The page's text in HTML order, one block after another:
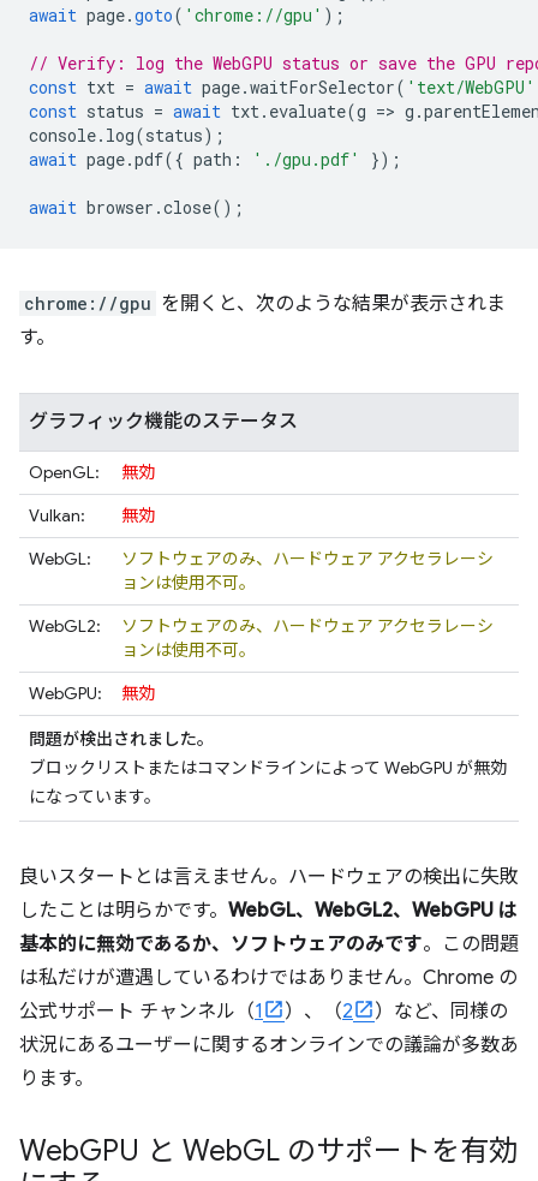
await page.goto( 'chrome://gpu' );
// Verify: log the WebGPU status or save the GPU
const txt = await page.waitForSelector( 'text/WebGPU'
const status = await txt. evaluate(g => g .
console. log(status);
await page.pdf({ path : './gpu.pdf' });
await browser .close();
chrome://gpu を開くと、次のような結果が表示されま
す。
グラフィック機能のステータス
OpenGL:
無効
Vulkan:
無効
WebGL:
ソフトウェアのみ、ハードウェア アクセラレーシ
ョンは使用不可。
WebGL2:
ソフトウェアのみ、ハードウェア アクセラレーシ
ョンは使用不可。
WebGPU:
無効
問題が検出されました。
ブロックリストまたはコマンドラインによって WebGPU が無効
になっています。
良いスタートとは言えません。ハードウェアの検出に失敗
したことは明らかです。 WebGL、WebGL2、WebGPU は
基本的に無効であるか、ソフトウェアのみです。この問題
は私だけが遭遇しているわけではありません。Chrome の
公式サポート チャンネル（1 ）、（2
）など、同様の
状況にあるユーザーに関するオンラインでの議論が多数あ
ります。
WebGPU と WebGL のサポートを有効